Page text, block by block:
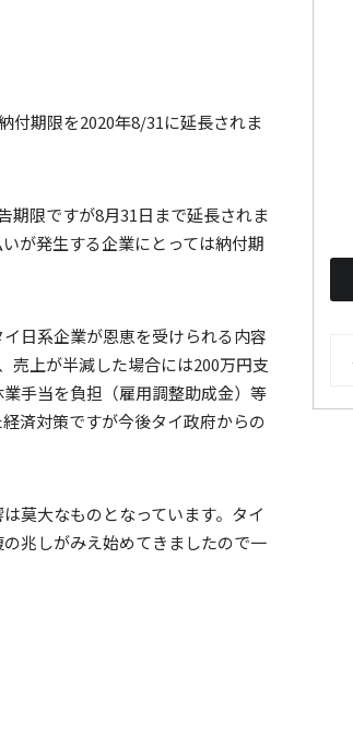
付期限を2020年8/31に延長されま
期限ですが8月31日まで延長されま
が発生する企業にとっては納付期
日系企業が恩恵を受けられる内容
売上が半減した場合には200万円支
手当を負担（雇用調整助成金）等
済対策ですが今後タイ政府からの
莫大なものとなっています。タイ
兆しがみえ始めてきましたので一